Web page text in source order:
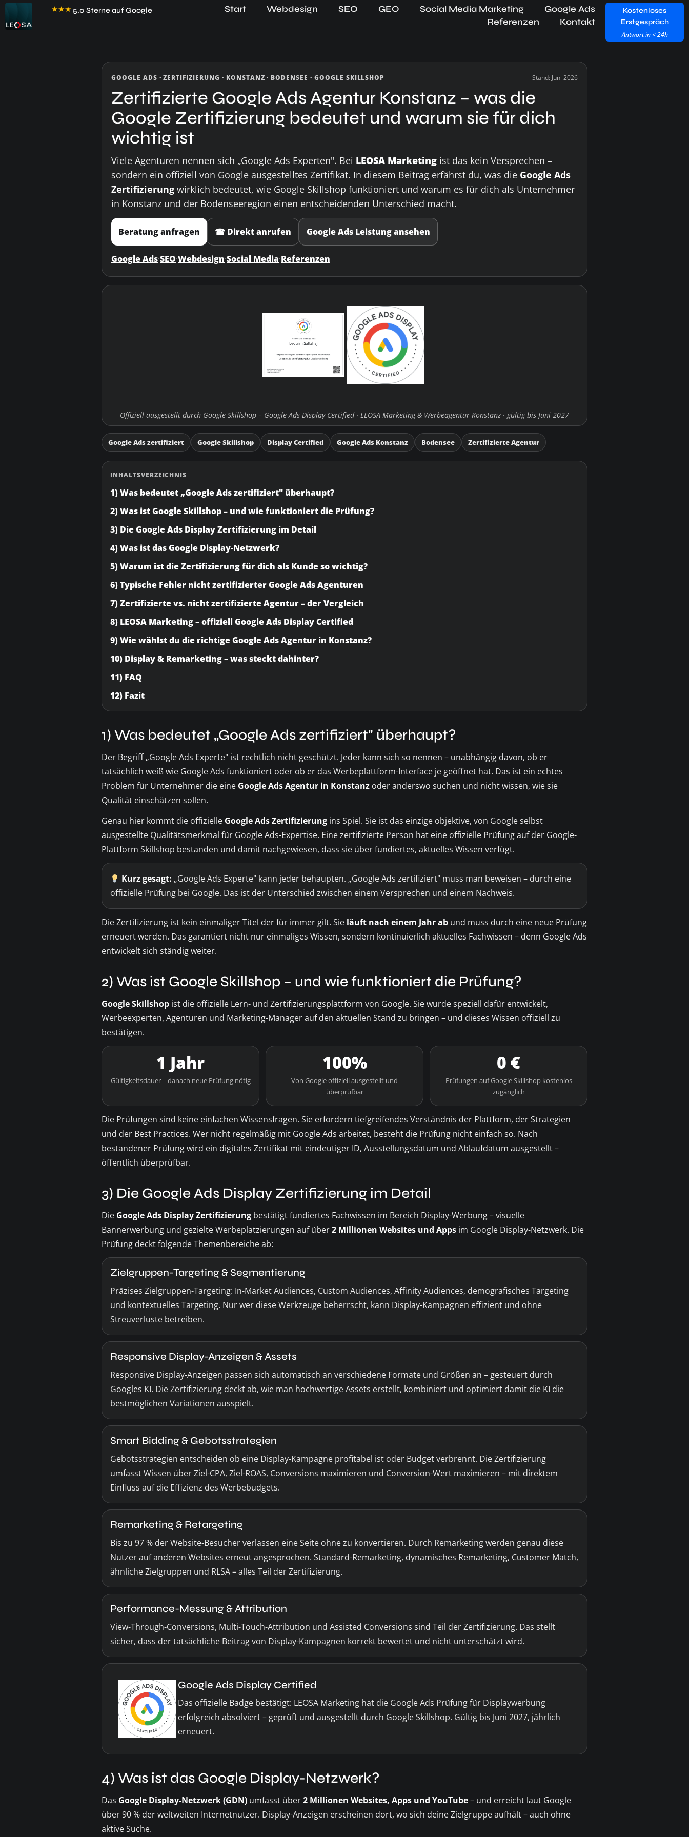
★★★★ 5.0 Sterne auf Google Start Webdesign SEO GEO Social Media Marketing
Google Ads
Referenzen
Kontakt
Kostenloses
Erstgespräch
Antwort in < 24h
GOOGLE ADS · ZERTIFIZIERUNG · KONSTANZ · BODENSEE · GOOGLE SKILLSHOP Stand: Juni 2026
Zertifizierte Google Ads Agentur Konstanz – was die
Google Zertifizierung bedeutet und warum sie für dich
wichtig ist
Viele Agenturen nennen sich „Google Ads Experten". Bei LEOSA Marketing ist das kein Versprechen –
sondern ein offiziell von Google ausgestelltes Zertifikat. In diesem Beitrag erfährst du, was die Google Ads
Zertifizierung wirklich bedeutet, wie Google Skillshop funktioniert und warum es für dich als Unternehmer
in Konstanz und der Bodenseeregion einen entscheidenden Unterschied macht.
Beratung anfragen ☎ Direkt anrufen Google Ads Leistung ansehen
Google Ads·SEO·Webdesign·Social Media·Referenzen
Offiziell ausgestellt durch Google Skillshop – Google Ads Display Certified · LEOSA Marketing & Werbeagentur Konstanz · gültig bis Juni 2027
Google Ads zertifiziert Google Skillshop Display Certified Google Ads Konstanz Bodensee Zertifizierte Agentur
INHALTSVERZEICHNIS
1) Was bedeutet „Google Ads zertifiziert" überhaupt?
2) Was ist Google Skillshop – und wie funktioniert die Prüfung?
3) Die Google Ads Display Zertifizierung im Detail
4) Was ist das Google Display-Netzwerk?
5) Warum ist die Zertifizierung für dich als Kunde so wichtig?
6) Typische Fehler nicht zertifizierter Google Ads Agenturen
7) Zertifizierte vs. nicht zertifizierte Agentur – der Vergleich
8) LEOSA Marketing – offiziell Google Ads Display Certified
9) Wie wählst du die richtige Google Ads Agentur in Konstanz?
10) Display & Remarketing – was steckt dahinter?
11) FAQ
12) Fazit
1) Was bedeutet „Google Ads zertifiziert" überhaupt?
Der Begriff „Google Ads Experte" ist rechtlich nicht geschützt. Jeder kann sich so nennen – unabhängig davon, ob er
tatsächlich weiß wie Google Ads funktioniert oder ob er das Werbeplattform-Interface je geöffnet hat. Das ist ein echtes
Problem für Unternehmer die eine Google Ads Agentur in Konstanz oder anderswo suchen und nicht wissen, wie sie
Qualität einschätzen sollen.
Genau hier kommt die offizielle Google Ads Zertifizierung ins Spiel. Sie ist das einzige objektive, von Google selbst
ausgestellte Qualitätsmerkmal für Google Ads-Expertise. Eine zertifizierte Person hat eine offizielle Prüfung auf der Google-
Plattform Skillshop bestanden und damit nachgewiesen, dass sie über fundiertes, aktuelles Wissen verfügt.
Kurz gesagt: „Google Ads Experte" kann jeder behaupten. „Google Ads zertifiziert" muss man beweisen – durch eine
offizielle Prüfung bei Google. Das ist der Unterschied zwischen einem Versprechen und einem Nachweis.
Die Zertifizierung ist kein einmaliger Titel der für immer gilt. Sie läuft nach einem Jahr ab und muss durch eine neue Prüfung
erneuert werden. Das garantiert nicht nur einmaliges Wissen, sondern kontinuierlich aktuelles Fachwissen – denn Google Ads
entwickelt sich ständig weiter.
2) Was ist Google Skillshop – und wie funktioniert die Prüfung?
Google Skillshop ist die offizielle Lern- und Zertifizierungsplattform von Google. Sie wurde speziell dafür entwickelt,
Werbeexperten, Agenturen und Marketing-Manager auf den aktuellen Stand zu bringen – und dieses Wissen offiziell zu
bestätigen.
1 Jahr
Gültigkeitsdauer – danach neue Prüfung nötig
100%
Von Google offiziell ausgestellt und
überprüfbar
0 €
Prüfungen auf Google Skillshop kostenlos
zugänglich
Die Prüfungen sind keine einfachen Wissensfragen. Sie erfordern tiefgreifendes Verständnis der Plattform, der Strategien
und der Best Practices. Wer nicht regelmäßig mit Google Ads arbeitet, besteht die Prüfung nicht einfach so. Nach
bestandener Prüfung wird ein digitales Zertifikat mit eindeutiger ID, Ausstellungsdatum und Ablaufdatum ausgestellt –
öffentlich überprüfbar.
3) Die Google Ads Display Zertifizierung im Detail
Die Google Ads Display Zertifizierung bestätigt fundiertes Fachwissen im Bereich Display-Werbung – visuelle
Bannerwerbung und gezielte Werbeplatzierungen auf über2 Millionen Websites und Apps im Google Display-Netzwerk. Die
Prüfung deckt folgende Themenbereiche ab:
Zielgruppen-Targeting & Segmentierung
Präzises Zielgruppen-Targeting: In-Market Audiences, Custom Audiences, Affinity Audiences, demografisches Targeting
und kontextuelles Targeting. Nur wer diese Werkzeuge beherrscht, kann Display-Kampagnen effizient und ohne
Streuverluste betreiben.
Responsive Display-Anzeigen & Assets
Responsive Display-Anzeigen passen sich automatisch an verschiedene Formate und Größen an – gesteuert durch
Googles KI. Die Zertifizierung deckt ab, wie man hochwertige Assets erstellt, kombiniert und optimiert damit die KI die
bestmöglichen Variationen ausspielt.
Smart Bidding & Gebotsstrategien
Gebotsstrategien entscheiden ob eine Display-Kampagne profitabel ist oder Budget verbrennt. Die Zertifizierung
umfasst Wissen über Ziel-CPA, Ziel-ROAS, Conversions maximieren und Conversion-Wert maximieren – mit direktem
Einfluss auf die Effizienz des Werbebudgets.
Remarketing & Retargeting
Bis zu 97 % der Website-Besucher verlassen eine Seite ohne zu konvertieren. Durch Remarketing werden genau diese
Nutzer auf anderen Websites erneut angesprochen. Standard-Remarketing, dynamisches Remarketing, Customer Match,
ähnliche Zielgruppen und RLSA – alles Teil der Zertifizierung.
Performance-Messung & Attribution
View-Through-Conversions, Multi-Touch-Attribution und Assisted Conversions sind Teil der Zertifizierung. Das stellt
sicher, dass der tatsächliche Beitrag von Display-Kampagnen korrekt bewertet und nicht unterschätzt wird.
Google Ads Display Certified
Das offizielle Badge bestätigt: LEOSA Marketing hat die Google Ads Prüfung für Displaywerbung
erfolgreich absolviert – geprüft und ausgestellt durch Google Skillshop. Gültig bis Juni 2027, jährlich
erneuert.
4) Was ist das Google Display-Netzwerk?
Das Google Display-Netzwerk (GDN) umfasst über2 Millionen Websites, Apps und YouTube– und erreicht laut Google
über 90 % der weltweiten Internetnutzer. Display-Anzeigen erscheinen dort, wo sich deine Zielgruppe aufhält – auch ohne
aktive Suche.